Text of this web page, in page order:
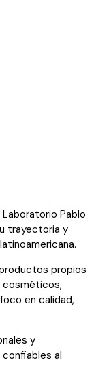
Pablo
trayectoria y
propios
cosméticos,
en calidad,
y
al